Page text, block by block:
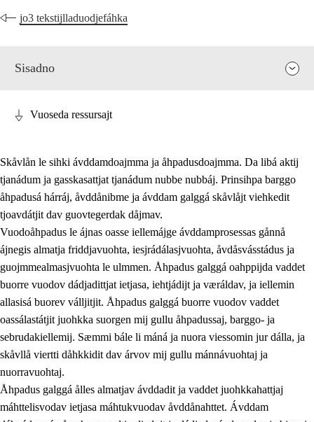
jo3 tekstijlladuodjefáhka
Sisadno
2.
Prinsihpa oahppama, åvddånahttema ja ávddama
hárráj
2.1 Sosiála oahppam ja åvddånibme
2.2 Máhtudahka fágáj hárráj
2.3 Vuodulasj tjehpudagá
Vuoseda ressursajt
Skåvlån le sihki ávddamdoajmma ja åhpadusdoajmma. Da libá aktij
tjanádum ja gasskasattjat tjanádum nubbe nubbáj. Prinsihpa barggo
åhpadusá hárráj, åvddånibme ja ávddam galggá skåvlåjt viehkedit
tjoavdátjit dav guovtegerdak dåjmav.
Vuodoåhpadus le ájnas oasse iellemájge ávddamprosessas gånnå
ájnegis almatja friddjavuohta, iesjrádálasjvuohta, åvdåsvásstádus ja
guojmmealmasjvuohta le ulmmen. Åhpadus galggá oahppijda vaddet
buorre vuodov dádjadittjat ietjasa, iehtjádijt ja væráldav, ja iellemin
allasisá buorev válljitjit. Åhpadus galggá buorre vuodov vaddet
oassálastátjit juohkka suorgen mij gullu åhpadussaj, barggo- ja
sebrudakiellemij. Sæmmi bále li máná ja nuora viessomin jur dálla, ja
skåvllå viertti dåhkkidit dav árvov mij gullu mánnávuohtaj ja
nuorravuohtaj.
Åhpadus galggá ålles almatjav ávddadit ja vaddet juohkkahattjaj
máhttelisvodav ietjasa máhtukvuodav åvddånahttet. Ávddam